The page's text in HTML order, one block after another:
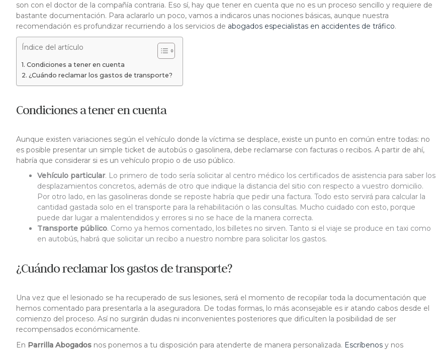
son con el doctor de la compañía contraria. Eso sí, hay que tener en cuenta que no es un proceso sencillo y requiere de
bastante documentación. Para aclararlo un poco, vamos a indicaros unas nociones básicas, aunque nuestra
recomendación es profundizar recurriendo a los servicios de abogados especialistas en accidentes de tráfico.
Índice del artículo
Condiciones a tener en cuenta
¿Cuándo reclamar los gastos de transporte?
Condiciones a tener en cuenta
Aunque existen variaciones según el vehículo donde la víctima se desplace, existe un punto en común entre todas: no
es posible presentar un simple ticket de autobús o gasolinera, debe reclamarse con facturas o recibos. A partir de ahí,
habría que considerar si es un vehículo propio o de uso público.
Vehículo particular. Lo primero de todo sería solicitar al centro médico los certificados de asistencia para saber los
desplazamientos concretos, además de otro que indique la distancia del sitio con respecto a vuestro domicilio.
Por otro lado, en las gasolineras donde se reposte habría que pedir una factura. Todo esto servirá para calcular la
cantidad gastada solo en el transporte para la rehabilitación o las consultas. Mucho cuidado con esto, porque
puede dar lugar a malentendidos y errores si no se hace de la manera correcta.
Transporte público. Como ya hemos comentado, los billetes no sirven. Tanto si el viaje se produce en taxi como
en autobús, habrá que solicitar un recibo a nuestro nombre para solicitar los gastos.
¿Cuándo reclamar los gastos de transporte?
Una vez que el lesionado se ha recuperado de sus lesiones, será el momento de recopilar toda la documentación que
hemos comentado para presentarla a la aseguradora. De todas formas, lo más aconsejable es ir atando cabos desde el
comienzo del proceso. Así no surgirán dudas ni inconvenientes posteriores que dificulten la posibilidad de ser
recompensados económicamente.
En Parrilla Abogados nos ponemos a tu disposición para atenderte de manera personalizada. Escríbenos y nos